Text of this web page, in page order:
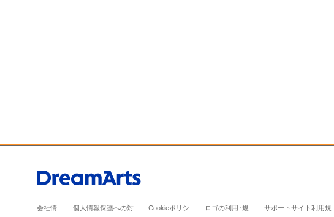
会社情 個人情報保護への対 Cookieポリシ ロゴの利用･規 サポートサイト利用規